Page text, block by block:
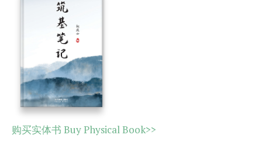
购买实体书 Buy Physical Book>>